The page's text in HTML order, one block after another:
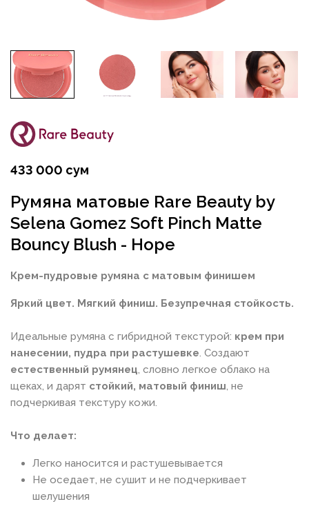
433 000 сум
Румяна матовые Rare Beauty by
Selena Gomez Soft Pinch Matte
Bouncy Blush - Hope
Крем-пудровые румяна с матовым финишем
Яркий цвет. Мягкий финиш. Безупречная стойкость.
Идеальные румяна с гибридной текстурой: крем при
нанесении, пудра при растушевке . Создают
естественный румянец , словно легкое облако на
щеках, и дарят стойкий, матовый финиш , не
подчеркивая текстуру кожи.
Что делает:
Легко наносится и растушевывается
Не оседает, не сушит и не подчеркивает
шелушения